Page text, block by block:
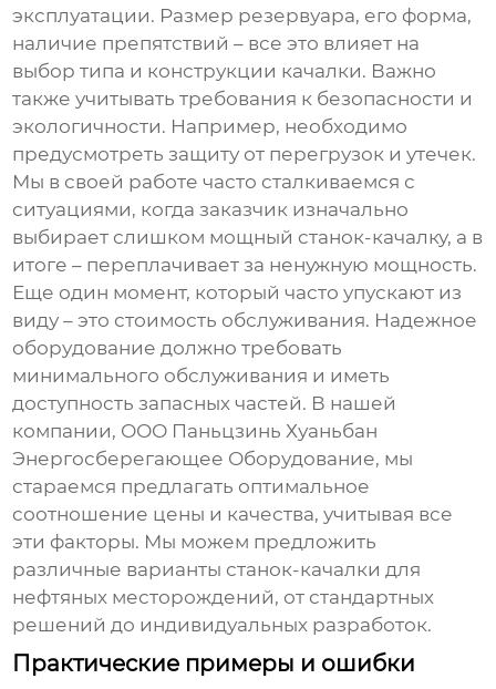
эксплуатации. Размер резервуара, его форма,
наличие препятствий – все это влияет на
выбор типа и конструкции качалки. Важно
также учитывать требования к безопасности и
экологичности. Например, необходимо
предусмотреть защиту от перегрузок и утечек.
Мы в своей работе часто сталкиваемся с
ситуациями, когда заказчик изначально
выбирает слишком мощный станок-качалку, а в
итоге – переплачивает за ненужную мощность.
Еще один момент, который часто упускают из
виду – это стоимость обслуживания. Надежное
оборудование должно требовать
минимального обслуживания и иметь
доступность запасных частей. В нашей
компании, ООО Паньцзинь Хуаньбан
Энергосберегающее Оборудование, мы
стараемся предлагать оптимальное
соотношение цены и качества, учитывая все
эти факторы. Мы можем предложить
различные варианты станок-качалки для
нефтяных месторождений, от стандартных
решений до индивидуальных разработок.
Практические примеры и ошибки